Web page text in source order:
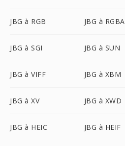
JBG à RGB JBG à RGBA
JBG à SGI JBG à SUN
JBG à VIFF JBG à XBM
JBG à XV JBG à XWD
JBG à HEIC JBG à HEIF